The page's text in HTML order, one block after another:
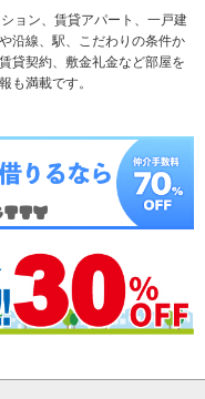
条件から探す
ングから探す
ンション
戸建て
！住まいの先生
ョン、賃貸アパート、一戸建
沿線、駅、こだわりの条件か
貸契約、敷金礼金など部屋を
も満載です。